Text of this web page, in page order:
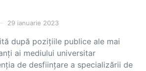
29 ianuarie 2023
după pozițiile publice ale mai
ai mediului universitar
de desființare a specializării de